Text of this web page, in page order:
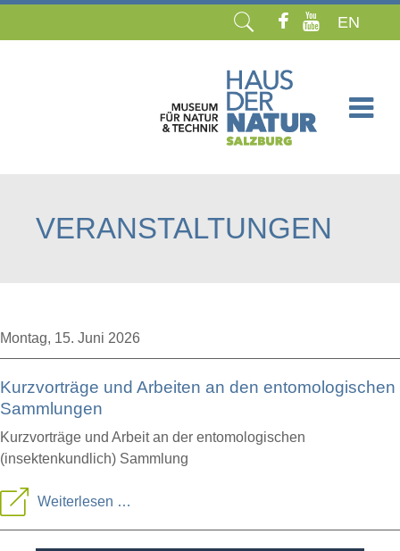
EN
VERANSTALTUNGEN
Montag, 15. Juni 2026
Kurzvorträge und Arbeiten an den entomologischen
Sammlungen
Kurzvorträge und Arbeit an der entomologischen
(insektenkundlich) Sammlung
Weiterlesen …
und